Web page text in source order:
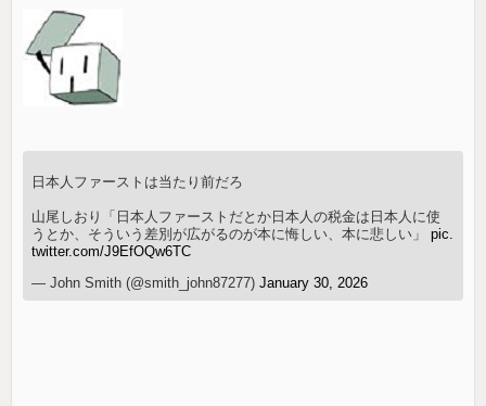
日本人ファーストは当たり前だろ
山尾しおり「日本人ファーストだとか日本人の税金は日本人に使
うとか、そういう差別が広がるのが本に悔しい、本に悲しい」pic.
twitter.com/J9EfOQw6TC
— John Smith (@smith_john87277)January 30, 2026